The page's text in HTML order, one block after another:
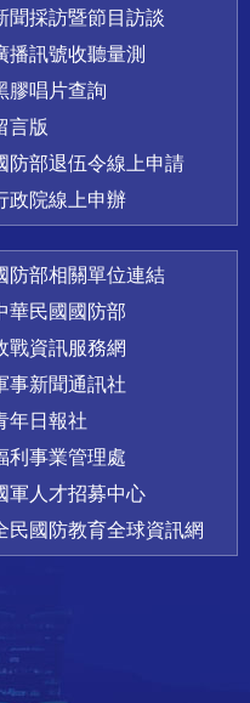
聞採訪暨節目訪談
播訊號收聽量測
膠唱片查詢
言版
防部退伍令線上申請
政院線上申辦
防部相關單位連結
華民國國防部
戰資訊服務網
事新聞通訊社
年日報社
利事業管理處
軍人才招募中心
民國防教育全球資訊網